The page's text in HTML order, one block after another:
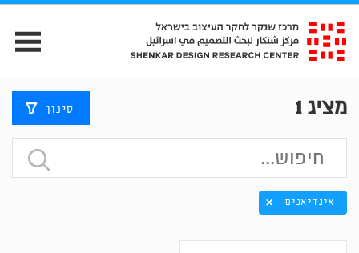
מציג1 סינון
אינדיאנים